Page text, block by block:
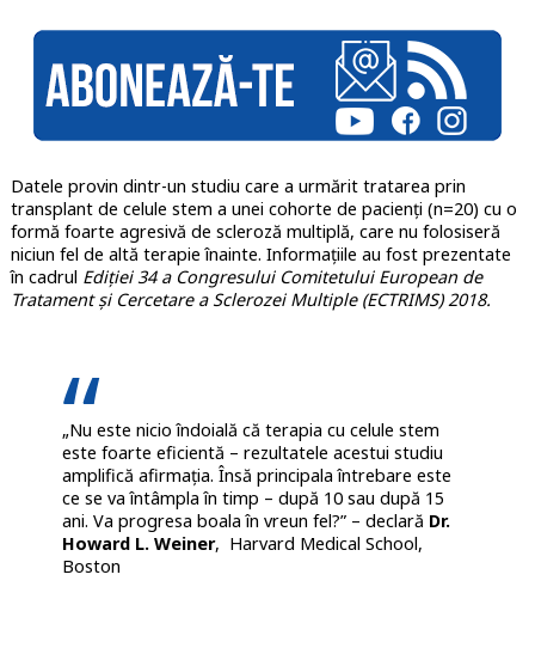
Datele provin dintr-un studiu care a urmărit tratarea prin
transplant de celule stem a unei cohorte de pacienți (n=20) cu o
formă foarte agresivă de scleroză multiplă, care nu folosiseră
niciun fel de altă terapie înainte. Informațiile au fost prezentate
în cadrul Ediției 34 a Congresului Comitetului European de
Tratament și Cercetare a Sclerozei Multiple (ECTRIMS) 2018.
„Nu este nicio îndoială că terapia cu celule stem
este foarte eficientă – rezultatele acestui studiu
amplifică afirmația. Însă principala întrebare este
ce se va întâmpla în timp – după 10 sau după 15
ani. Va progresa boala în vreun fel?” – declară Dr.
Howard L. Weiner, Harvard Medical School,
Boston